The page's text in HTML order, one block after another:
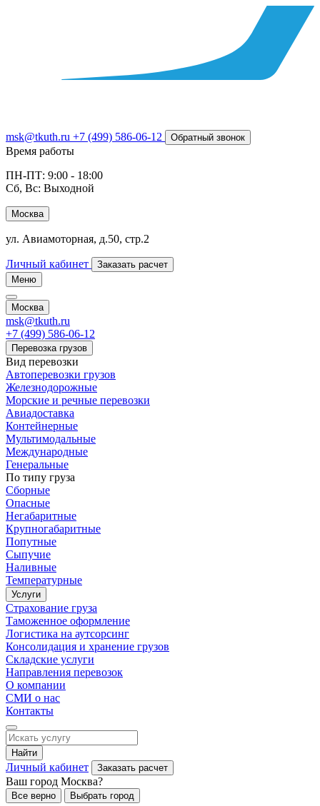
msk@tkuth.ru +7 (499) 586-06-12 Обратный звонок
Время работы
ПН-ПТ: 9:00 - 18:00
Сб, Вс: Выходной
Москва
ул. Авиамоторная, д.50, стр.2
Личный кабинет
Заказать расчет
Меню
Москва
msk@tkuth.ru
+7 (499) 586-06-12
Перевозка грузов
Вид перевозки
Автоперевозки грузов
Железнодорожные
Морские и речные перевозки
Авиадоставка
Контейнерные
Мультимодальные
Международные
Генеральные
По типу груза
Сборные
Опасные
Негабаритные
Крупногабаритные
Попутные
Сыпучие
Наливные
Температурные
Услуги
Страхование груза
Таможенное оформление
Логистика на аутсорсинг
Консолидация и хранение грузов
Складские услуги
Направления перевозок
О компании
СМИ о нас
Контакты
Найти
Личный кабинет Заказать расчет
Ваш город Москва?
Все верно Выбрать город